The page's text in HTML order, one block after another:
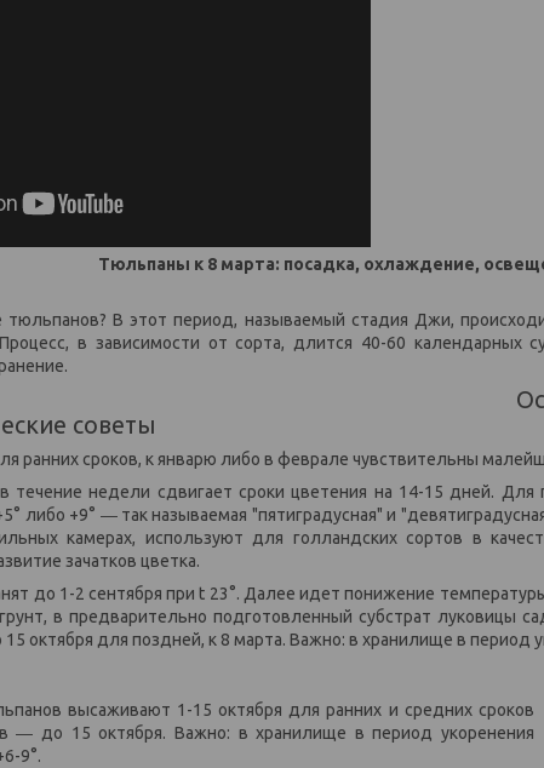
Тюльпаны к 8 марта: посадка, охлаждение,
В этот период, называемый стадия Джи,
в зависимости от сорта, длится 40-60 календарных
советы
ранних сроков, к январю либо в феврале чувствительны
течение недели сдвигает сроки цветения на 14-15 дней.
либо +9° ― так называемая "пятиградусная" и
камерах, используют для голландских сортов в
зачатков цветка.
до 1-2 сентября при t 23°. Далее идет понижение
в предварительно подготовленный субстрат луковицы
октября для поздней, к 8 марта. Важно: в хранилище в период
высаживают 1-15 октября для ранних и средних сроков
― до 15 октября. Важно: в хранилище в период укоренения
9°.